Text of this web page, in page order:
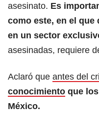
asesinato. Es
como este, en el que
en un sector
asesinadas, requiere
Aclaró que antes del
conocimiento que
México.